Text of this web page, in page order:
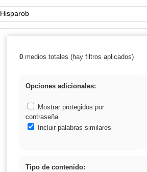
Palabra o frase:
Resultados de: Hisparob
0medios totales (hay filtros aplicados)
Opciones adicionales:
Mostrar protegidos por
contraseña
Incluir palabras similares
Tipo de contenido: